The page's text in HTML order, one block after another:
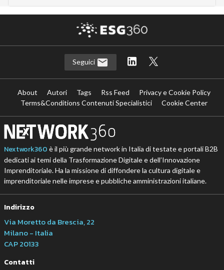
Seguici
About Autori Tags Rss Feed
Privacy e Cookie Policy
Terms&Conditions Contenuti Specialistici
Cookie Center
Nextwork360 è il più grande network in Italia di testate e portali B2B
dedicati ai temi della Trasformazione Digitale e dell’Innovazione
Imprenditoriale. Ha la missione di diffondere la cultura digitale e
imprenditoriale nelle imprese e pubbliche amministrazioni italiane.
Indirizzo
Via Moretto da Brescia, 22
Milano - Italia
CAP 20133
Contatti